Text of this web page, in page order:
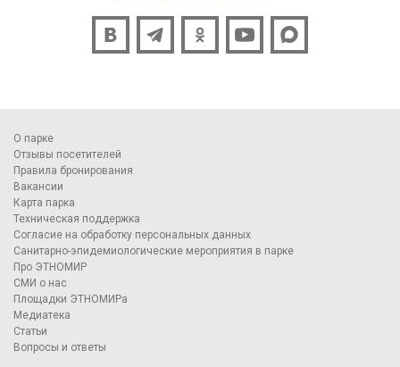
О парке
Отзывы посетителей
Правила бронирования
Вакансии
Карта парка
Техническая поддержка
Согласие на обработку персональных данных
Санитарно-эпидемиологические мероприятия в парке
Про ЭТНОМИР
СМИ о нас
Площадки ЭТНОМИРа
Медиатека
Статьи
Вопросы и ответы